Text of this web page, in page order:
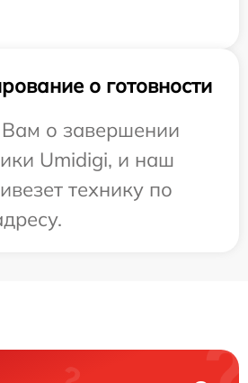
о готовности
о завершении
Umidigi, и наш
технику по